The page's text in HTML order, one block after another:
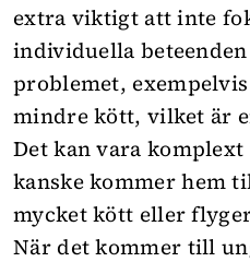
extra viktigt att inte
individuella
problemet,
mindre kött, vilket är
Det kan vara
kanske kommer hem
mycket kött eller
När det kommer till